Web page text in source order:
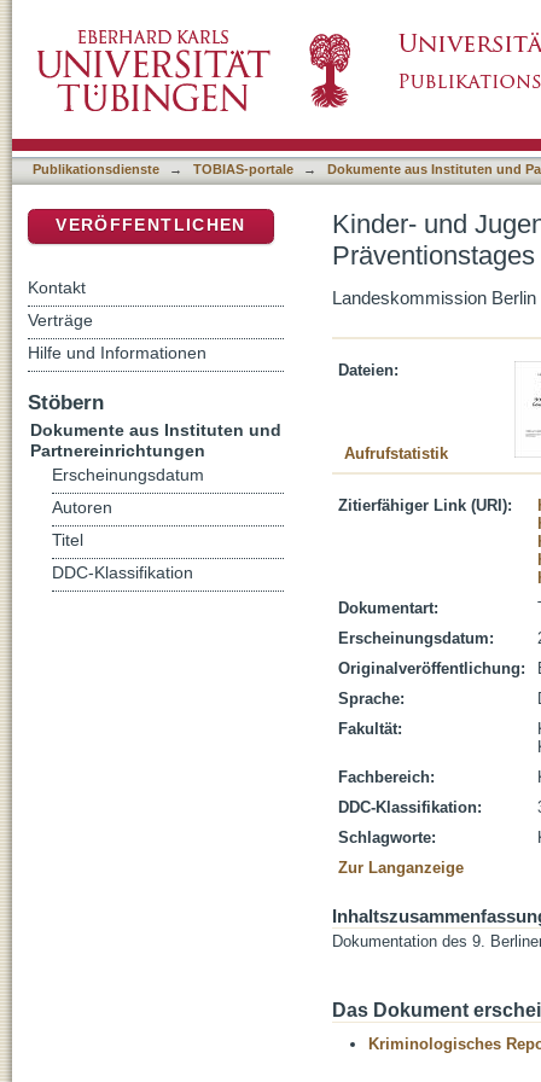
Publikationsdienste → TOBIAS-portale → Dokumente aus Instituten und
Kinder- und
Präventionstages
Landeskommission
Dateien:
Aufrufstatistik
Zitierfähiger Link (URI):
Dokumentart:
Erscheinungsdatum:
Originalveröffentlichung:
Sprache:
Fakultät:
Fachbereich:
DDC-Klassifikation:
Schlagworte:
Zur Langanzeige
Dokumentation des 9.
Das Dokument
Kriminologisches
VERÖFFENTLICHEN
Kontakt
Verträge
Hilfe und Informationen
Stöbern
Dokumente aus Instituten und
Partnereinrichtungen
Erscheinungsdatum
Autoren
Titel
DDC-Klassifikation